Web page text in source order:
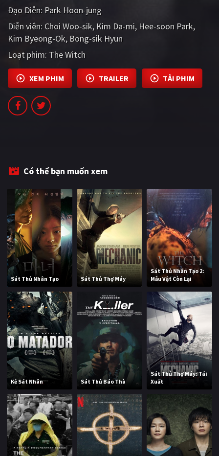
PHIM LẺ
PHIM CHIẾU RẠP
TUYỂN TẬP PHIM
BLOG
Đạo Diễn: Park Hoon-jung
Diễn viên: Choi Woo-sik Kim Da-mi Hee-soon Park
Kim Byeong-Ok Bong-sik Hyun
Loạt phim: The Witch
XEM PHIM TRAILER TẢI PHIM
Có thể bạn muốn xem
Sát Thủ Nhân Tạo Sát Thủ Thợ Máy
Sát Thủ Nhân Tạo 2:
Mẫu Vật Còn Lại
Kẻ Sát Nhân Sát Thủ Báo Thù
Sát Thủ Thợ Máy: Tái
Xuất